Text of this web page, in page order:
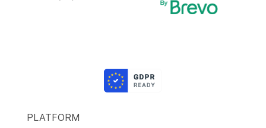
PLATFORM